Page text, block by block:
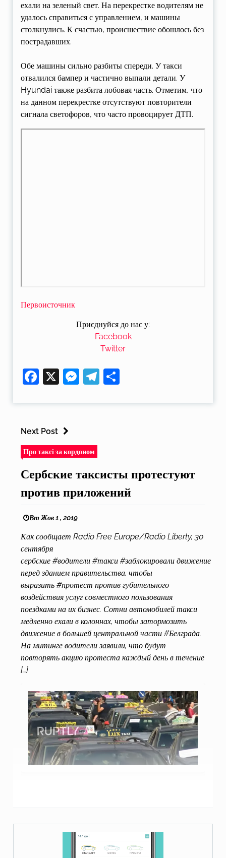
ехали на зеленый свет. На перекрестке водителям не
удалось справиться с управлением, и машины
столкнулись. К счастью, происшествие обошлось без
пострадавших.
Обе машины сильно разбиты спереди. У такси
отвалился бампер и частично выпали детали. У
Hyundai также разбита лобовая часть. Отметим, что
на данном перекрестке отсутствуют повторители
сигнала светофоров, что часто провоцирует ДТП.
Первоисточник
Facebook
X Messenger
Telegram
Приєднуйся до нас у:
Facebook
Twitter
Next Post
Про таксі за кордоном
Сербские таксисты протестуют
против приложений
Вт Жов 1 , 2019
Как сообщает Radio Free Europe/Radio Liberty, 30
сентября
сербские #водители #такси #заблокировали движение
перед зданием правительства, чтобы
выразить #протест против губительного
воздействия услуг совместного пользования
поездками на их бизнес. Сотни автомобилей такси
медленно ехали в колоннах, чтобы затормозить
движение в большей центральной части #Белграда.
На митинге водители заявили, что будут
повторять акцию протеста каждый день в течение
[…]